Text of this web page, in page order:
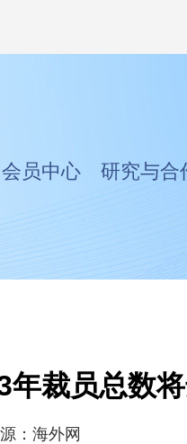
会员中心 研究与合
裁员总数
：海外网